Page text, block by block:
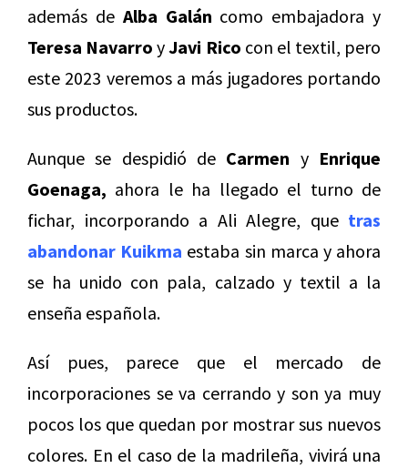
además de Alba Galán como embajadora y
Teresa Navarro yJavi Rico con el textil, pero
este 2023 veremos a más jugadores portando
sus productos.
Aunque se despidió de Carmen y Enrique
Goenaga, ahora le ha llegado el turno de
fichar, incorporando a Ali Alegre, que tras
abandonar Kuikma estaba sin marca y ahora
se ha unido con pala, calzado y textil a la
enseña española.
Así pues, parece que el mercado de
incorporaciones se va cerrando y son ya muy
pocos los que quedan por mostrar sus nuevos
colores. En el caso de la madrileña, vivirá una